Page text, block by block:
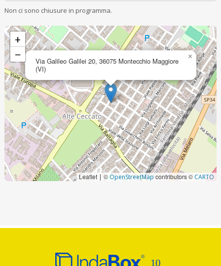
Non ci sono chiusure in programma.
Via Galileo Galilei 20, 36075 Montecchio Maggiore
(VI)
×
+
−
Leaflet | ©OpenStreetMapcontributors © CARTO